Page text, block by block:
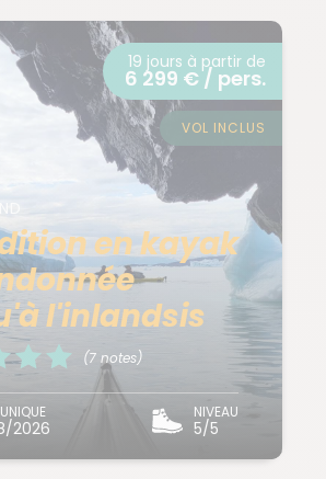
en kayak
l'inlandsis
(7 notes)
2026
NIVEAU
5/5
19 jours à partir de
6 299 € / pers.
VOL INCLUS